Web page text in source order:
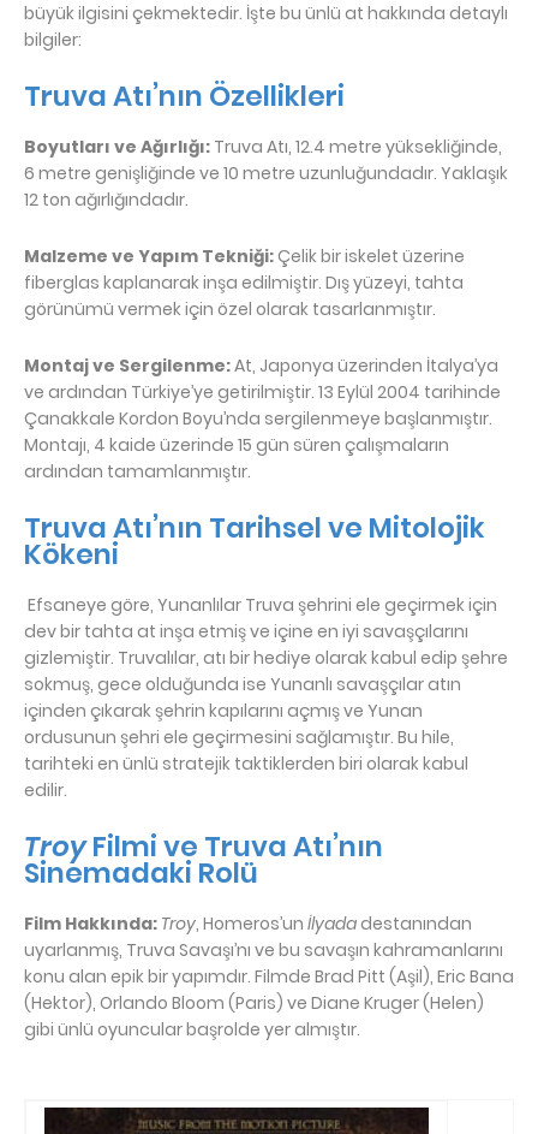
büyük ilgisini çekmektedir. İşte bu ünlü at hakkında detaylı
bilgiler:
Truva Atı’nın Özellikleri
Boyutları ve Ağırlığı: Truva Atı, 12.4 metre yüksekliğinde,
6 metre genişliğinde ve 10 metre uzunluğundadır. Yaklaşık
12 ton ağırlığındadır.
Malzeme ve Yapım Tekniği: Çelik bir iskelet üzerine
fiberglas kaplanarak inşa edilmiştir. Dış yüzeyi, tahta
görünümü vermek için özel olarak tasarlanmıştır.
Montaj ve Sergilenme:At, Japonya üzerinden İtalya’ya
ve ardından Türkiye’ye getirilmiştir. 13 Eylül 2004 tarihinde
Çanakkale Kordon Boyu’nda sergilenmeye başlanmıştır.
Montajı, 4 kaide üzerinde 15 gün süren çalışmaların
ardından tamamlanmıştır.
Truva Atı’nın Tarihsel ve Mitolojik
Kökeni
Efsaneye göre, Yunanlılar Truva şehrini ele geçirmek için
dev bir tahta at inşa etmiş ve içine en iyi savaşçılarını
gizlemiştir. Truvalılar, atı bir hediye olarak kabul edip şehre
sokmuş, gece olduğunda ise Yunanlı savaşçılar atın
içinden çıkarak şehrin kapılarını açmış ve Yunan
ordusunun şehri ele geçirmesini sağlamıştır. Bu hile,
tarihteki en ünlü stratejik taktiklerden biri olarak kabul
edilir.
TroyFilmi ve Truva Atı’nın
Sinemadaki Rolü
Film Hakkında: Troy, Homeros’un İlyadadestanından
uyarlanmış, Truva Savaşı’nı ve bu savaşın kahramanlarını
konu alan epik bir yapımdır. Filmde Brad Pitt (Aşil), Eric Bana
(Hektor), Orlando Bloom (Paris) ve Diane Kruger (Helen)
gibi ünlü oyuncular başrolde yer almıştır.